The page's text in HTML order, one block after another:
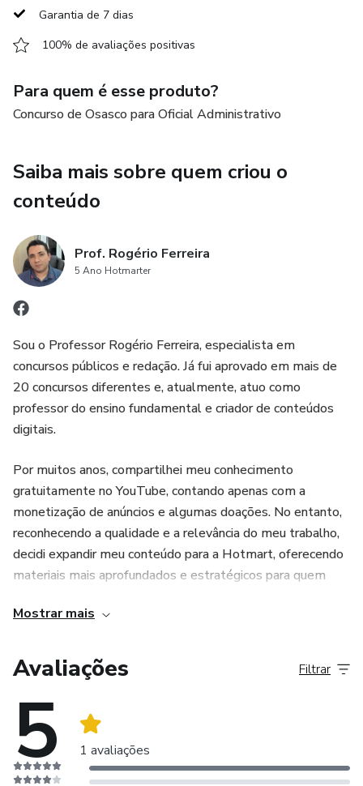
Garantia de 7 dias
100% de avaliações positivas
Para quem é esse produto?
Concurso de Osasco para Oficial Administrativo
Saiba mais sobre quem criou o
conteúdo
Prof. Rogério Ferreira
5 Ano Hotmarter
Sou o Professor Rogério Ferreira, especialista em
concursos públicos e redação. Já fui aprovado em mais de
20 concursos diferentes e, atualmente, atuo como
professor do ensino fundamental e criador de conteúdos
digitais.
Por muitos anos, compartilhei meu conhecimento
gratuitamente no YouTube, contando apenas com a
monetização de anúncios e algumas doações. No entanto,
reconhecendo a qualidade e a relevância do meu trabalho,
decidi expandir meu conteúdo para a Hotmart, oferecendo
materiais mais aprofundados e estratégicos para quem
Mostrar mais
Avaliações
5 1 avaliações
Filtrar